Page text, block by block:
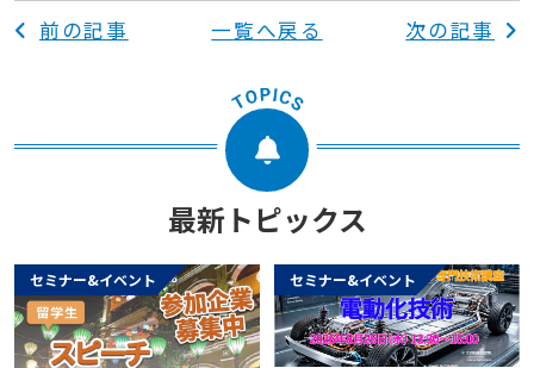
前の記事 一覧へ戻る 次の記事
最新トピックス
セミナー&イベント セミナー&イベント